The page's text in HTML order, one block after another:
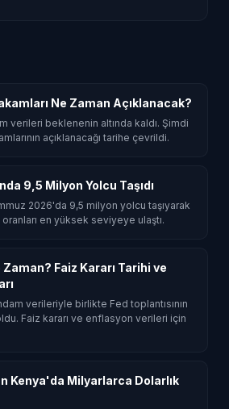
Ne Zaman Açıklanacak?
verileri beklenenin altında kaldı. Şimdi
açıklanacağı tarihe çevrildi.
9,5 Milyon Yolcu Taşıdı
2026'da 9,5 milyon yolcu taşıyarak
en yüksek seviyeye ulaştı.
Zaman? Faiz Kararı Tarihi ve
verileriyle birlikte Fed toplantısının
Faiz kararı ve enflasyon verileri için
Kenya'da Milyarlarca Dolarlık